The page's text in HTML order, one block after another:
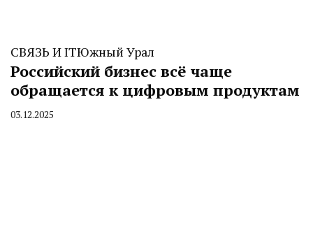
СВЯЗЬ И ITЮжный Урал
Российский бизнес всё чаще
обращается к цифровым продуктам
By
03.12.2025